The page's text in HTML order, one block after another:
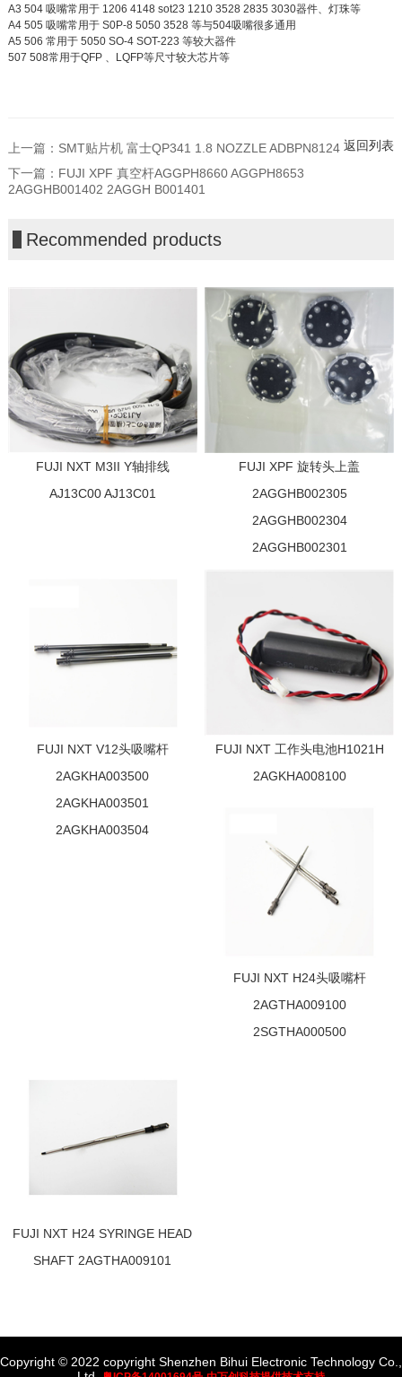
A3 504 吸嘴常用于 1206 4148 sot23 1210 3528 2835 3030器件、灯珠等
A4 505 吸嘴常用于 S0P-8 5050 3528 等与504吸嘴很多通用
A5 506 常用于 5050 SO-4 SOT-223 等较大器件
507 508常用于QFP 、LQFP等尺寸较大芯片等
上一篇： SMT贴片机 富士QP341 1.8 NOZZLE ADBPN8124
下一篇： FUJI XPF 真空杆AGGPH8660 AGGPH8653
2AGGHB001402 2AGGH B001401
返回列表
Recommended products
FUJI NXT M3II Y轴排线
AJ13C00 AJ13C01
FUJI XPF 旋转头上盖
2AGGHB002305
2AGGHB002304
2AGGHB002301
FUJI NXT V12头吸嘴杆
2AGKHA003500
2AGKHA003501
2AGKHA003504
FUJI NXT 工作头电池H1021H
2AGKHA008100
FUJI NXT H24头吸嘴杆
2AGTHA009100
2SGTHA000500
FUJI NXT H24 SYRINGE HEAD
SHAFT 2AGTHA009101
Copyright © 2022 copyright Shenzhen Bihui Electronic Technology Co.,